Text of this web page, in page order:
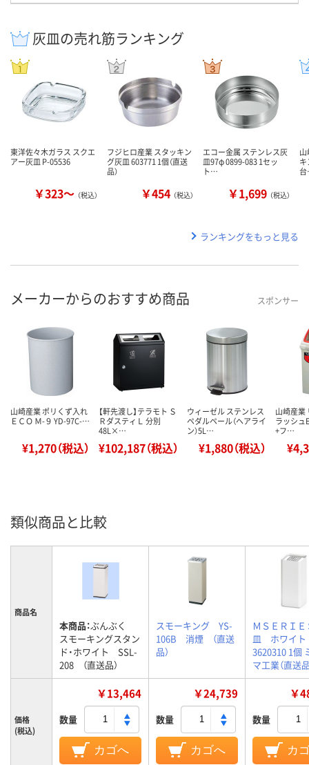
灰皿の売れ筋ランキング
東洋佐々木ガラス スクエ
アー灰皿 P-05536
￥323～ （税込）
フジヒロ産業 スタッキン
グ灰皿 603771 1個（直送
品）
￥454 （税込）
エコー金属 ステンレス灰
皿97φ 0899-083 1セッ
ト…
￥1,699 （税込）
キ
ランキングをもっと見る
メーカーからのおすすめ商品 スポンサー
山崎産業 ポリくず入れ
ＥＣＯ Ｍ-９ YD-97C-…
¥1,270（税込）
【軒先渡し】テラモト Ｓ
ＲダスティＬ 分別
48L×…
¥102,187（税込）
ウィーゼル ステンレス
ペダルペール（ヘアライ
ン）5L…
¥1,880（税込）
山崎産業
ラッシュ
+フ…
類似商品と比較
商品名
本商品：ぶんぶく
スモーキングスタン
ド・ホワイト SSL-
208 （直送品）
スモーキング YS-
106B 消煙 （直送
品）
ＭＳＥＲＩＥ
皿 ホワイト
3620310 1個
マ工業（直送品
価格
(税込)
￥13,464
数量
カゴへ
￥24,739
数量
カゴへ
￥
数量
カ